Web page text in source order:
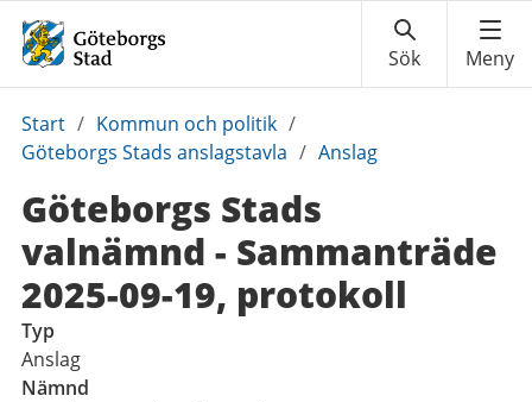
Du
är
Start / Kommun och politik /
Göteborgs Stads anslagstavla / Anslag
Göteborgs Stads
valnämnd - Sammanträde
2025-09-19, protokoll
Typ
Anslag
Nämnd